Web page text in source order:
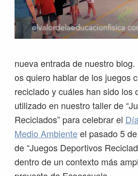
nueva entrada de nuestro
os quiero hablar de los juegos
reciclado y cuáles han sido los
utilizado en nuestro taller de
Reciclados” para celebrar el
Medio Ambienteel pasado 5
de “Juegos Deportivos
dentro de un contexto más